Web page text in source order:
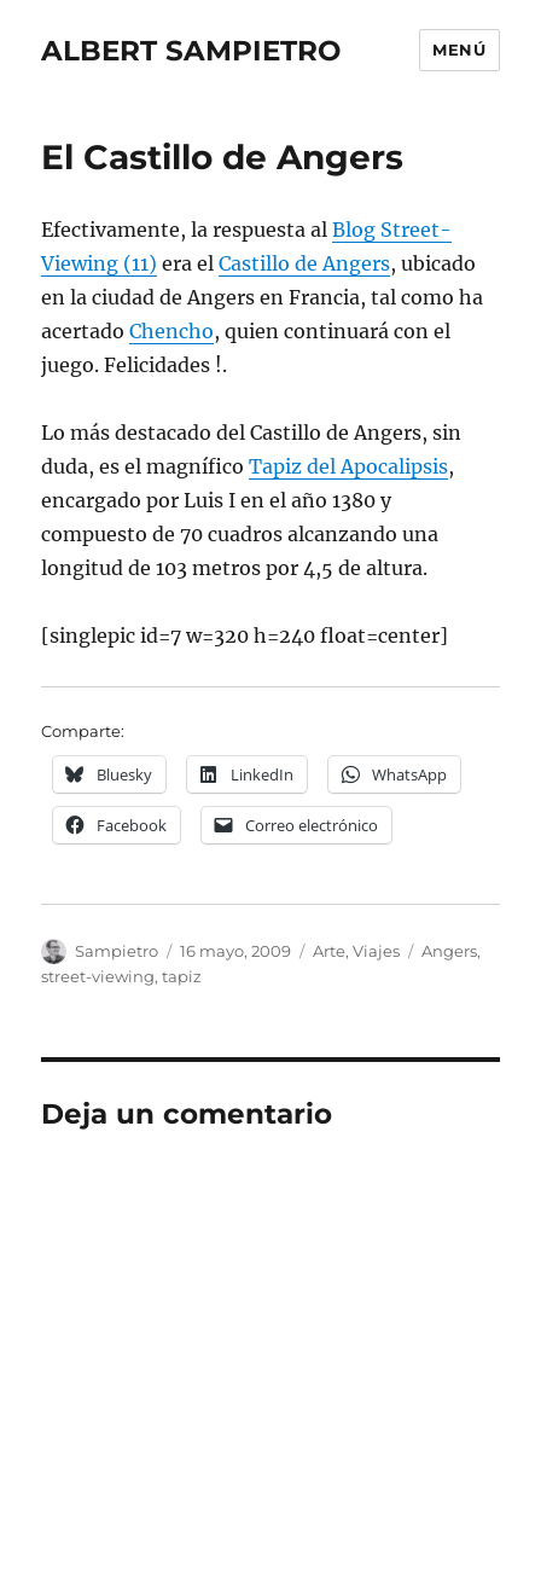
ALBERT SAMPIETRO MENÚ
El Castillo de Angers
Efectivamente, la respuesta alBlog Street-
Viewing (11) era elCastillo de Angers, ubicado
en la ciudad de Angers en Francia, tal como ha
acertadoChencho, quien continuará con el
juego. Felicidades !.
Lo más destacado del Castillo de Angers, sin
duda, es el magníficoTapiz del Apocalipsis,
encargado por Luis I en el año 1380 y
compuesto de 70 cuadros alcanzando una
longitud de 103 metros por 4,5 de altura.
[singlepic id=7 w=320 h=240 float=center]
Comparte:
Bluesky LinkedIn WhatsApp
Facebook Correo electrónico
Autor
Sampietro
Publicado
el
16 mayo, 2009 Categorías
Arte,Viajes Etiquetas
Angers,
street-viewing,tapiz
Deja un comentario